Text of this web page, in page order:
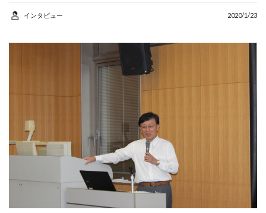
インタビュー 2020/1/23
コーチング
スマホ セカンドキャリア
リスキリング
人生
個人事業主
健康 地域密着
学習
成功事例